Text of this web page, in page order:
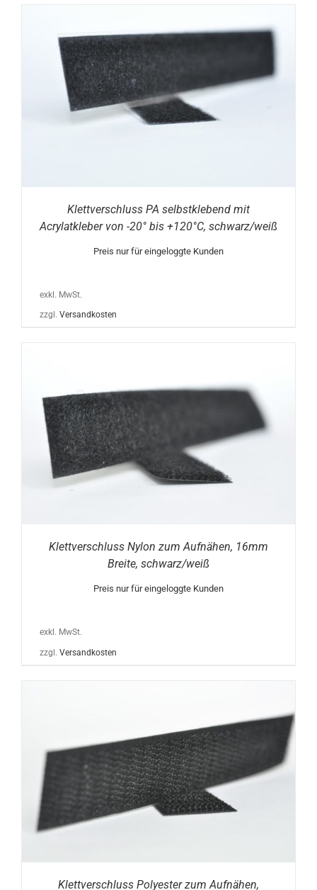
Klettverschluss PA selbstklebend mit
Acrylatkleber von -20° bis +120°C, schwarz/weiß
Preis nur für eingeloggte Kunden
exkl. MwSt.
zzgl. Versandkosten
Klettverschluss Nylon zum Aufnähen, 16mm
Breite, schwarz/weiß
Preis nur für eingeloggte Kunden
exkl. MwSt.
zzgl. Versandkosten
Klettverschluss Polyester zum Aufnähen,